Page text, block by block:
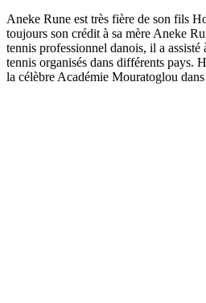
Aneke Rune est très fière de son fils
toujours son crédit à sa mère Aneke
tennis professionnel danois, il a assisté
tennis organisés dans différents pays.
la célèbre Académie Mouratoglou